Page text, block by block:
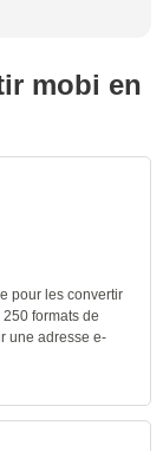
mobi en
pour les convertir
formats de
une adresse e-